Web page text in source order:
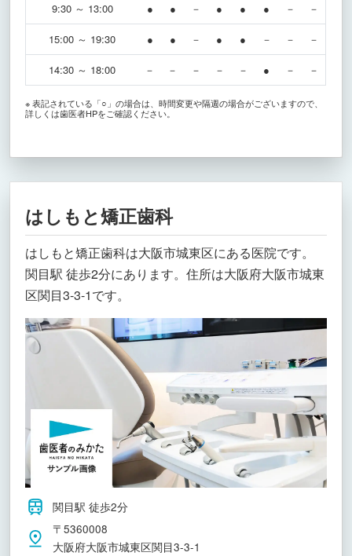
9:30 ～ 13:00 ● ● － ● ● ● － －
15:00 ～ 19:30 ● ● － ● ● － － －
14:30 ～ 18:00 － － － － － ● － －
※ 表記されている「○」の場合は、時間変更や隔週の場合がございますので、
詳しくは歯医者HPをご確認ください。
はしもと矯正歯科
はしもと矯正歯科は大阪市城東区にある医院です。
関目駅 徒歩2分にあります。住所は大阪府大阪市城東
区関目3-3-1です。
関目駅 徒歩2分
〒5360008
大阪府大阪市城東区関目3-3-1